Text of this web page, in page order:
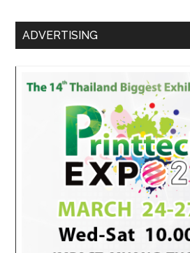
ADVERTISING